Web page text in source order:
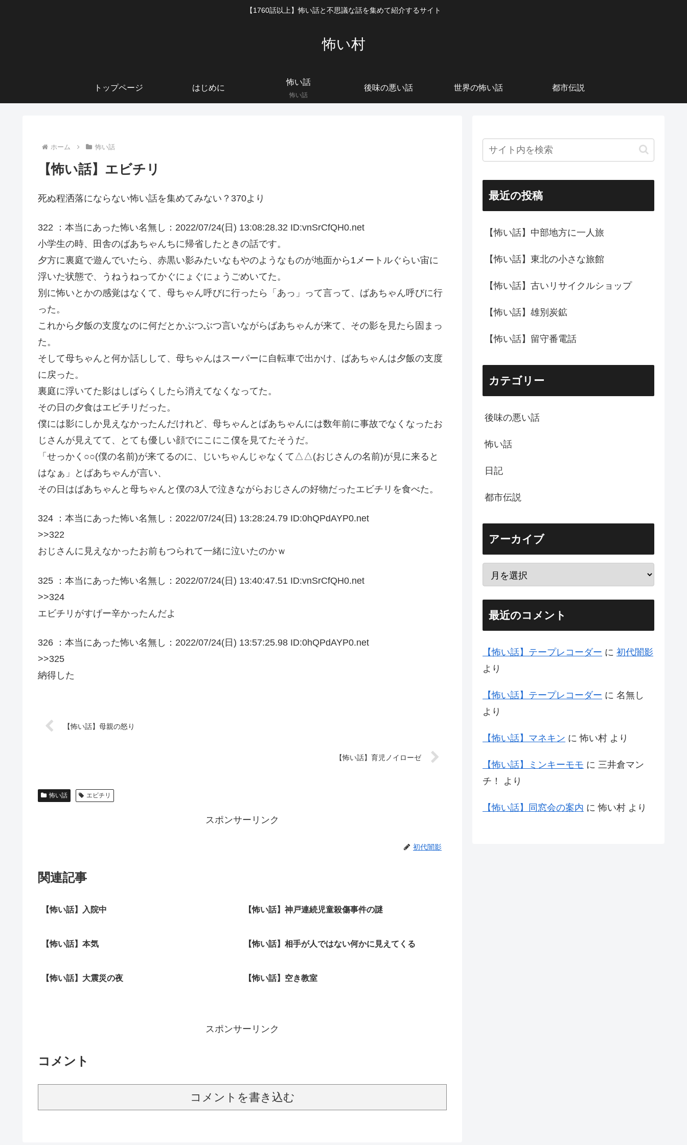
【1760話以上】怖い話と不思議な話を集めて紹介するサイト
怖い村
トップページ はじめに
怖い話
怖い話
後味の悪い話 世界の怖い話 都市伝説
ホーム 怖い話
【怖い話】エビチリ
死ぬ程洒落にならない怖い話を集めてみない？370より
322 ：本当にあった怖い名無し：2022/07/24(日) 13:08:28.32 ID:vnSrCfQH0.net
小学生の時、田舎のばあちゃんちに帰省したときの話です。
夕方に裏庭で遊んでいたら、赤黒い影みたいなもやのようなものが地面から1メートルぐらい宙に
浮いた状態で、うねうねってかぐにょぐにょうごめいてた。
別に怖いとかの感覚はなくて、母ちゃん呼びに行ったら「あっ」って言って、ばあちゃん呼びに行
った。
これから夕飯の支度なのに何だとかぶつぶつ言いながらばあちゃんが来て、その影を見たら固まっ
た。
そして母ちゃんと何か話しして、母ちゃんはスーパーに自転車で出かけ、ばあちゃんは夕飯の支度
に戻った。
裏庭に浮いてた影はしばらくしたら消えてなくなってた。
その日の夕食はエビチリだった。
僕には影にしか見えなかったんだけれど、母ちゃんとばあちゃんには数年前に事故でなくなったお
じさんが見えてて、とても優しい顔でにこにこ僕を見てたそうだ。
「せっかく○○(僕の名前)が来てるのに、じいちゃんじゃなくて△△(おじさんの名前)が見に来ると
はなぁ」とばあちゃんが言い、
その日はばあちゃんと母ちゃんと僕の3人で泣きながらおじさんの好物だったエビチリを食べた。
324 ：本当にあった怖い名無し：2022/07/24(日) 13:28:24.79 ID:0hQPdAYP0.net
>>322
おじさんに見えなかったお前もつられて一緒に泣いたのかｗ
325 ：本当にあった怖い名無し：2022/07/24(日) 13:40:47.51 ID:vnSrCfQH0.net
>>324
エビチリがすげー辛かったんだよ
326 ：本当にあった怖い名無し：2022/07/24(日) 13:57:25.98 ID:0hQPdAYP0.net
>>325
納得した
【怖い話】母親の怒り
【怖い話】育児ノイローゼ
怖い話 エビチリ
スポンサーリンク
初代闇影
関連記事
【怖い話】入院中 【怖い話】神戸連続児童殺傷事件の謎
【怖い話】本気 【怖い話】相手が人ではない何かに見えてくる
【怖い話】大震災の夜 【怖い話】空き教室
スポンサーリンク
コメント
コメントを書き込む
最近の投稿
【怖い話】中部地方に一人旅
【怖い話】東北の小さな旅館
【怖い話】古いリサイクルショップ
【怖い話】雄別炭鉱
【怖い話】留守番電話
カテゴリー
後味の悪い話
怖い話
日記
都市伝説
アーカイブ
最近のコメント
【怖い話】テープレコーダー に 初代闇影
より
【怖い話】テープレコーダー に 名無し
より
【怖い話】マネキン に怖い村 より
【怖い話】ミンキーモモ に 三井倉マン
チ！
より
【怖い話】同窓会の案内 に怖い村 より